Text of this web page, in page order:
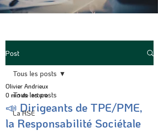
Post
Tous les posts
La RSE
Tous les posts
📣 Dirigeants de TPE/PME,
la Responsabilité Sociétale
Olivier Andrieux
0 min de lecture